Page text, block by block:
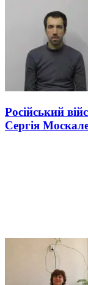
Російський
Сергія